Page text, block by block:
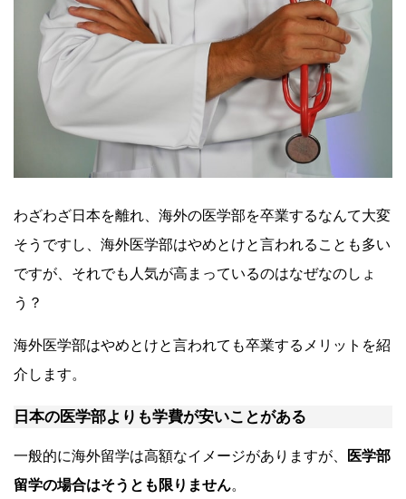
わざわざ日本を離れ、海外の医学部を卒業するなんて大変
そうですし、海外医学部はやめとけと言われることも多い
ですが、それでも人気が高まっているのはなぜなのしょ
う？
海外医学部はやめとけと言われても卒業するメリットを紹
介します。
日本の医学部よりも学費が安いことがある
一般的に海外留学は高額なイメージがありますが、
医学部
留学の場合はそうとも限りません。